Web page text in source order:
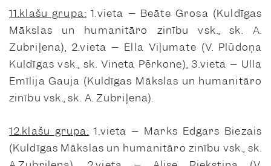
11.klašu grupa: 1.vieta – Beāte Grosa (Kuldīgas
Mākslas un humanitāro zinību vsk., sk. A.
Zubriļena), 2.vieta – Ella Viļumate (V. Plūdoņa
Kuldīgas vsk., sk. Vineta Pērkone), 3.vieta – Ulla
Emīlija Gauja (Kuldīgas Mākslas un humanitāro
zinību vsk., sk. A. Zubriļena).
12.klašu grupa: 1.vieta – Marks Edgars Biezais
(Kuldīgas Mākslas un humanitāro zinību vsk., sk.